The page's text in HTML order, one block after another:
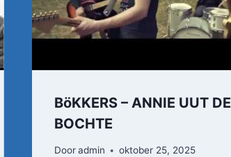
BöKKERS – ANNIE UUT DE
BOCHTE
Door admin oktober 25, 2025